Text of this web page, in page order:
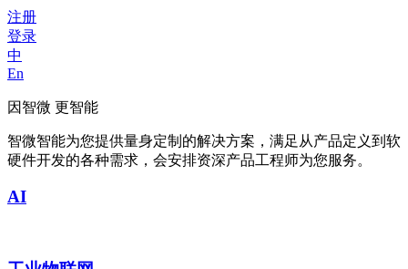
注册
登录
中
En
因智微 更智能
智微智能为您提供量身定制的解决方案，满足从产品定义到软
硬件开发的各种需求，会安排资深产品工程师为您服务。
AI